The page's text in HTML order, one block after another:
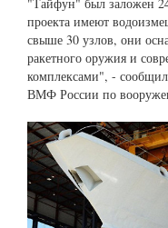
проекта имеют
свыше 30 узлов, они
ракетного оружия и
комплексами", -
ВМФ России по